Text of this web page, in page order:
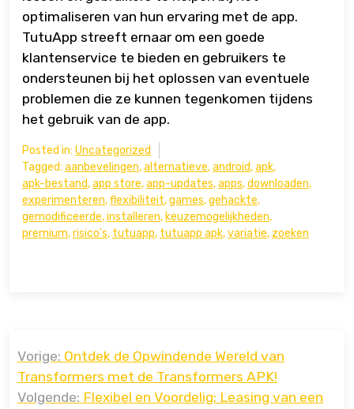
optimaliseren van hun ervaring met de app.
TutuApp streeft ernaar om een goede
klantenservice te bieden en gebruikers te
ondersteunen bij het oplossen van eventuele
problemen die ze kunnen tegenkomen tijdens
het gebruik van de app.
Posted in: Uncategorized
Tagged: aanbevelingen,alternatieve,android,apk,
apk-bestand,app store,app-updates,apps,downloaden,
experimenteren,flexibiliteit,games,gehackte,
gemodificeerde,installeren, keuzemogelijkheden,
premium,risico's, tutuapp, tutuapp apk,variatie, zoeken
navigatie
Vorige: Ontdek de Opwindende Wereld van
Transformers met de Transformers APK!
Volgende: Flexibel en Voordelig: Leasing van een